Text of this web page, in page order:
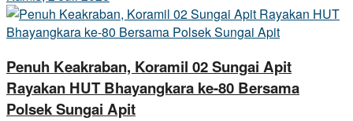
Penuh Keakraban, Koramil 02 Sungai Apit
Rayakan HUT Bhayangkara ke-80 Bersama
Polsek Sungai Apit